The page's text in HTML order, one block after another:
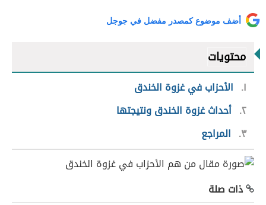
أضف موضوع كمصدر مفضل في جوجل
محتويات
١
الأحزاب في غزوة الخندق
٢ أحداث غزوة الخندق ونتيجتها
٣
المراجع
ذات صلة